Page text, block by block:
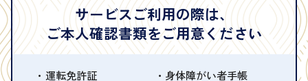
サービスご利用の際は、
ご本人確認書類をご用意ください
運転免許証
身体障がい者手帳